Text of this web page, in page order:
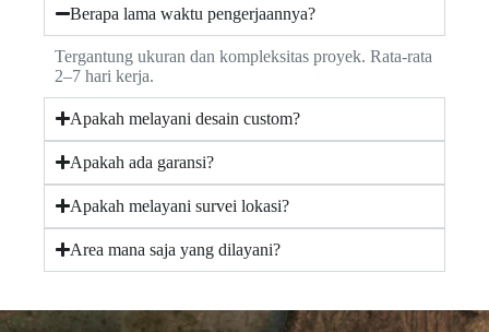
Berapa lama waktu pengerjaannya?
Tergantung ukuran dan kompleksitas proyek. Rata-rata
2–7 hari kerja.
Apakah melayani desain custom?
Apakah ada garansi?
Apakah melayani survei lokasi?
Area mana saja yang dilayani?